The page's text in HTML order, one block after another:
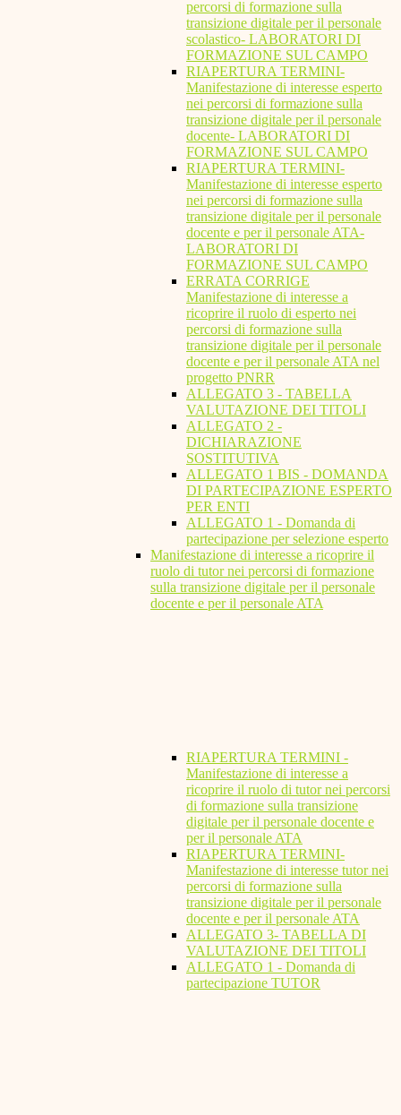
percorsi di formazione sulla
transizione digitale per il personale
scolastico- LABORATORI DI
FORMAZIONE SUL CAMPO
RIAPERTURA TERMINI-
Manifestazione di interesse esperto
nei percorsi di formazione sulla
transizione digitale per il personale
docente- LABORATORI DI
FORMAZIONE SUL CAMPO
RIAPERTURA TERMINI-
Manifestazione di interesse esperto
nei percorsi di formazione sulla
transizione digitale per il personale
docente e per il personale ATA-
LABORATORI DI
FORMAZIONE SUL CAMPO
ERRATA CORRIGE
Manifestazione di interesse a
ricoprire il ruolo di esperto nei
percorsi di formazione sulla
transizione digitale per il personale
docente e per il personale ATA nel
progetto PNRR
ALLEGATO 3 - TABELLA
VALUTAZIONE DEI TITOLI
ALLEGATO 2 -
DICHIARAZIONE
SOSTITUTIVA
ALLEGATO 1 BIS - DOMANDA
DI PARTECIPAZIONE ESPERTO
PER ENTI
ALLEGATO 1 - Domanda di
partecipazione per selezione esperto
Manifestazione di interesse a ricoprire il
ruolo di tutor nei percorsi di formazione
sulla transizione digitale per il personale
docente e per il personale ATA
RIAPERTURA TERMINI -
Manifestazione di interesse a
ricoprire il ruolo di tutor nei percorsi
di formazione sulla transizione
digitale per il personale docente e
per il personale ATA
RIAPERTURA TERMINI-
Manifestazione di interesse tutor nei
percorsi di formazione sulla
transizione digitale per il personale
docente e per il personale ATA
ALLEGATO 3- TABELLA DI
VALUTAZIONE DEI TITOLI
ALLEGATO 1 - Domanda di
partecipazione TUTOR